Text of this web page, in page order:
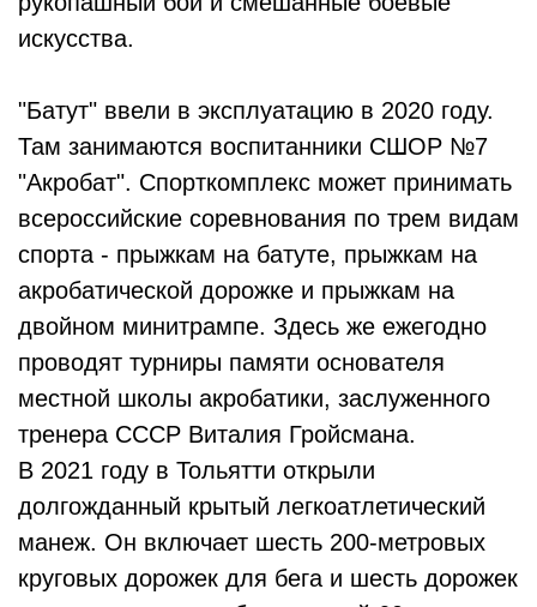
искусства.
"Батут" ввели в эксплуатацию в 2020 году.
Там занимаются воспитанники СШОР №7
"Акробат". Спорткомплекс может принимать
всероссийские соревнования по трем видам
спорта - прыжкам на батуте, прыжкам на
акробатической дорожке и прыжкам на
двойном минитрампе. Здесь же ежегодно
проводят турниры памяти основателя
местной школы акробатики, заслуженного
тренера СССР Виталия Гройсмана.
В 2021 году в Тольятти открыли
долгожданный крытый легкоатлетический
манеж. Он включает шесть 200-метровых
круговых дорожек для бега и шесть дорожек